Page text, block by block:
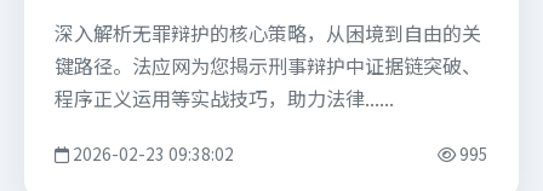
深入解析无罪辩护的核心策略，从困境到自由的关
键路径。法应网为您揭示刑事辩护中证据链突破、
程序正义运用等实战技巧，助力法律......
2026-02-23 09:38:02 995